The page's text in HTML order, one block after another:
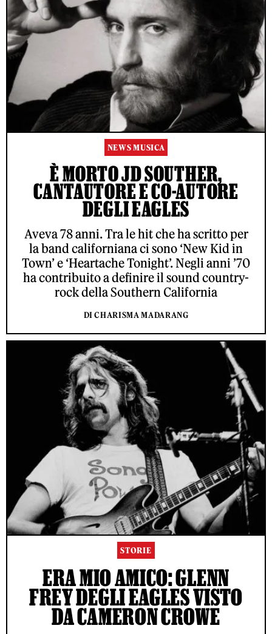
NEWS MUSICA
È MORTO JD SOUTHER,
CANTAUTORE E CO-AUTORE
DEGLI EAGLES
Aveva 78 anni. Tra le hit che ha scritto per
la band californiana ci sono ‘New Kid in
Town’ e ‘Heartache Tonight’. Negli anni ’70
ha contribuito a definire il sound country-
rock della Southern California
DI CHARISMA MADARANG
STORIE
ERA MIO AMICO: GLENN
FREY DEGLI EAGLES VISTO
DA CAMERON CROWE